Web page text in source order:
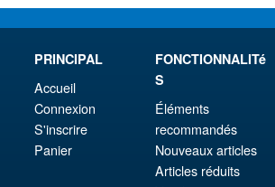
PRINCIPAL
Accueil
Connexion
S'inscrire
Panier
FONCTIONNALITé
S
Éléments
recommandés
Nouveaux articles
Articles réduits